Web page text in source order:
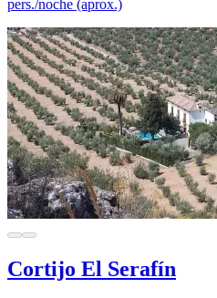
pers./noche (aprox.)
Cortijo El Serafín